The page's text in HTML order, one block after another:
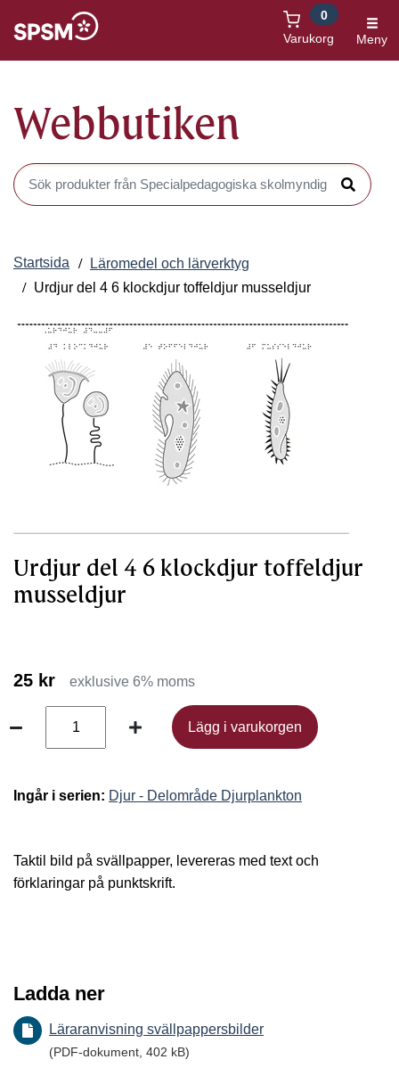
Varukorg
0
Meny
Webbutiken
Sök produkter i Webbutiken
Sök
Startsida
Läromedel och lärverktyg
Urdjur del 4 6 klockdjur toffeldjur musseldjur
Urdjur del 4 6 klockdjur toffeldjur
musseldjur
25 kr exklusive 6% moms
Lägg i varukorgen
Lägg i varukorgen
Ingår i serien: Djur - Delområde Djurplankton
Taktil bild på svällpapper, levereras med text och
förklaringar på punktskrift.
Ladda ner
Läraranvisning svällpappersbilder
(PDF-dokument, 402 kB)